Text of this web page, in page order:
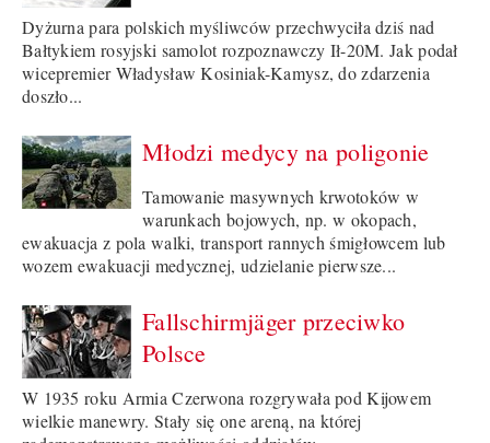
Dyżurna para polskich myśliwców przechwyciła dziś nad
Bałtykiem rosyjski samolot rozpoznawczy Ił-20M. Jak podał
wicepremier Władysław Kosiniak-Kamysz, do zdarzenia
doszło...
Młodzi medycy na poligonie
Tamowanie masywnych krwotoków w
warunkach bojowych, np. w okopach,
ewakuacja z pola walki, transport rannych śmigłowcem lub
wozem ewakuacji medycznej, udzielanie pierwsze...
Fallschirmjäger przeciwko
Polsce
W 1935 roku Armia Czerwona rozgrywała pod Kijowem
wielkie manewry. Stały się one areną, na której